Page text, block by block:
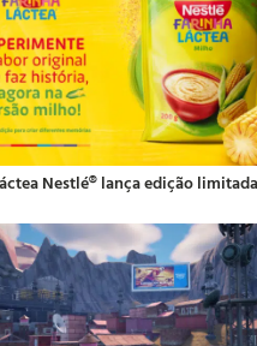
Nestlé® lança edição